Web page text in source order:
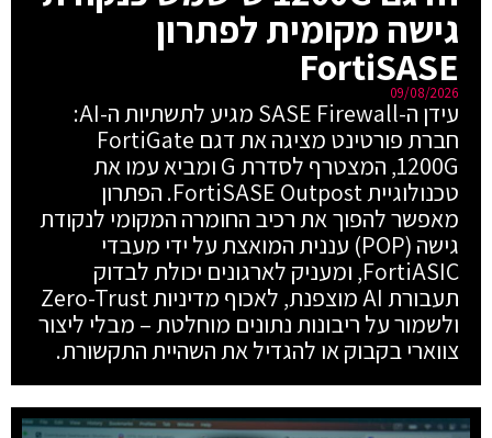
גישה מקומית לפתרון
FortiSASE
09/08/2026
עידן ה-SASE Firewall מגיע לתשתיות ה-AI:
חברת פורטינט מציגה את דגם FortiGate
1200G, המצטרף לסדרת G ומביא עמו את
טכנולוגיית FortiSASE Outpost. הפתרון
מאפשר להפוך את רכיב החומרה המקומי לנקודת
גישה (POP) עננית המואצת על ידי מעבדי
FortiASIC, ומעניק לארגונים יכולת לבדוק
תעבורת AI מוצפנת, לאכוף מדיניות Zero-Trust
ולשמור על ריבונות נתונים מוחלטת – מבלי ליצור
צווארי בקבוק או להגדיל את השהיית התקשורת.